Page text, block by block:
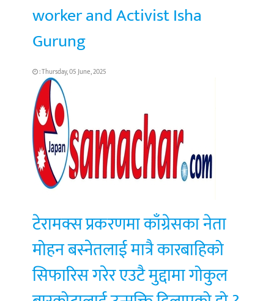
worker and Activist Isha
Gurung
: Thursday, 05 June, 2025
टेरामक्स प्रकरणमा काँग्रेसका नेता
मोहन बस्नेतलाई मात्रै कारबाहिको
सिफारिस गरेर एउटै मुद्दामा गोकुल